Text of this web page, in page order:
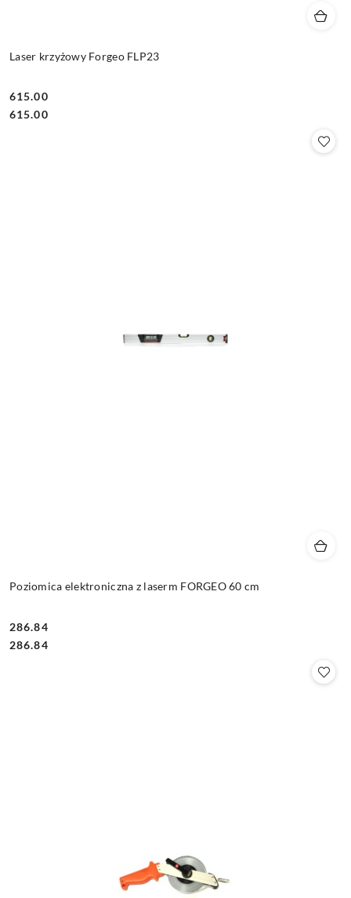
Laser krzyżowy Forgeo FLP23
Cena:
615.00
Cena:
615.00
Poziomica elektroniczna z laserm FORGEO 60 cm
Cena:
286.84
Cena:
286.84